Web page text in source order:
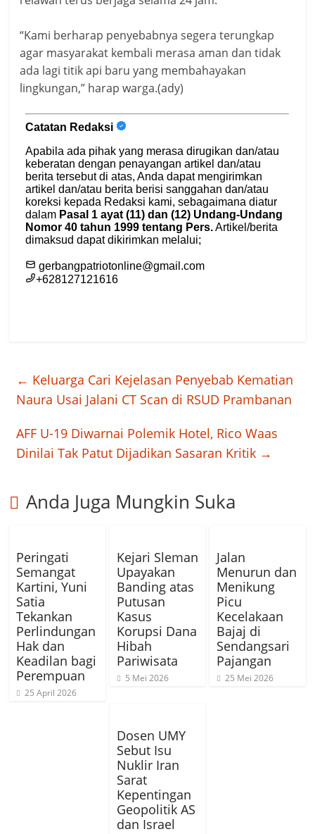
“Kami berharap penyebabnya segera terungkap
agar masyarakat kembali merasa aman dan tidak
ada lagi titik api baru yang membahayakan
lingkungan,” harap warga.(ady)
← Keluarga Cari Kejelasan Penyebab Kematian
Naura Usai Jalani CT Scan di RSUD Prambanan
AFF U-19 Diwarnai Polemik Hotel, Rico Waas
Dinilai Tak Patut Dijadikan Sasaran Kritik →
Anda Juga Mungkin Suka
Peringati
Semangat
Kartini, Yuni
Satia
Tekankan
Perlindungan
Hak dan
Keadilan bagi
Perempuan
25 April 2026
Kejari Sleman
Upayakan
Banding atas
Putusan
Kasus
Korupsi Dana
Hibah
Pariwisata
5 Mei 2026
Jalan
Menurun dan
Menikung
Picu
Kecelakaan
Bajaj di
Sendangsari
Pajangan
25 Mei 2026
Dosen UMY
Sebut Isu
Nuklir Iran
Sarat
Kepentingan
Geopolitik AS
dan Israel